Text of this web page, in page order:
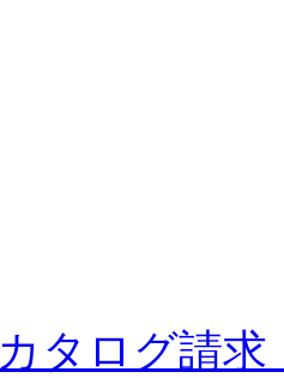
カタログ請